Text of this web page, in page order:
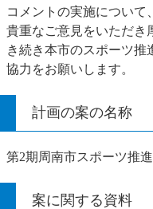
コメントの実施について
貴重なご意見をいただき
き続き本市のスポーツ推
協力をお願いします。
計画の案の名称
第2期周南市スポーツ推進
案に関する資料